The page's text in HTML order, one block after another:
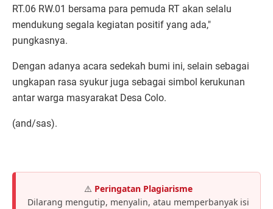
RT.06 RW.01 bersama para pemuda RT akan selalu
mendukung segala kegiatan positif yang ada,"
pungkasnya.
Dengan adanya acara sedekah bumi ini, selain sebagai
ungkapan rasa syukur juga sebagai simbol kerukunan
antar warga masyarakat Desa Colo.
(and/sas).
⚠️ Peringatan Plagiarisme
Dilarang mengutip, menyalin, atau memperbanyak isi